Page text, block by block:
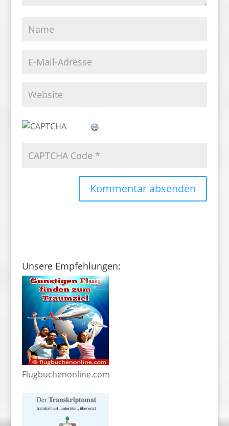
Unsere Empfehlungen:
Flugbuchenonline.com